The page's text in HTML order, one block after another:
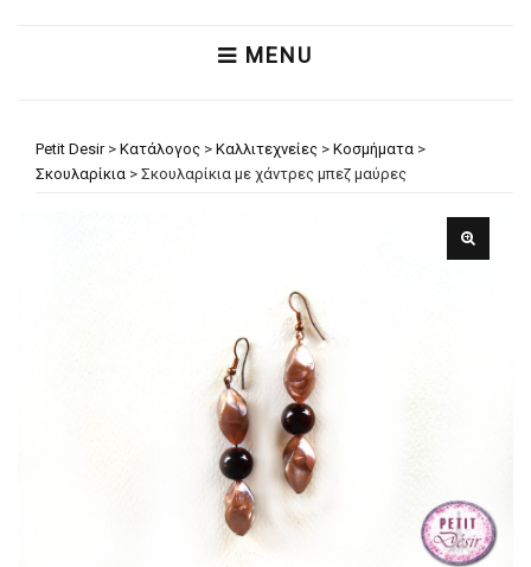
MENU
Petit Desir> Κατάλογος > Καλλιτεχνείες > Κοσμήματα >
Σκουλαρίκια > Σκουλαρίκια με χάντρες μπεζ μαύρες